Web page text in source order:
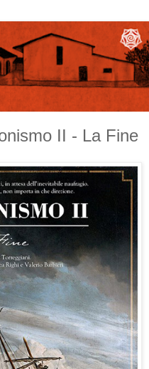
II - La Fine